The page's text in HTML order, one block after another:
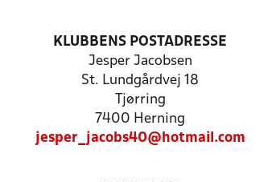
KLUBBENS POSTADRESSE
Jesper Jacobsen
St. Lundgårdvej 18
Tjørring
7400 Herning
jesper_jacobs40@hotmail.com